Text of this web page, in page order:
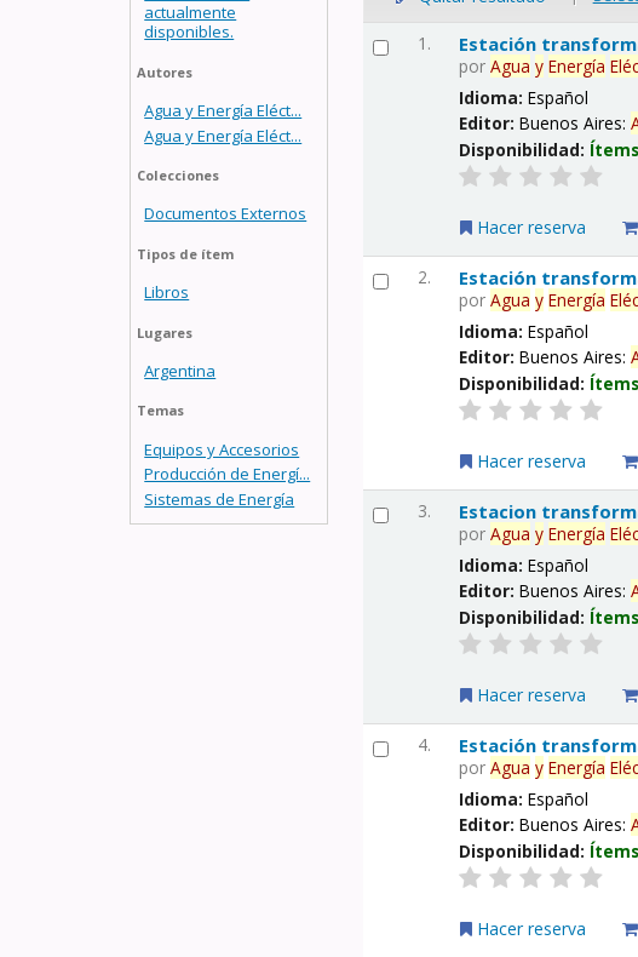
actualmente
disponibles.
Autores
Agua y Energía Eléct...
Agua y Energía Eléct...
Colecciones
Documentos Externos
Tipos de ítem
Libros
Lugares
Argentina
Temas
Equipos y Accesorios
Producción de Energí...
Sistemas de Energía
1. Estación
porAgua y Energía
Idioma:Español
Editor:Buenos Aires:
Disponibilidad:
Hacer reserva
2. Estación
porAgua y Energía
Idioma:Español
Editor:Buenos Aires:
Disponibilidad:
Hacer reserva
3. Estacion
porAgua y Energía
Idioma:Español
Editor:Buenos Aires:
Disponibilidad:
Hacer reserva
4. Estación
porAgua y Energía
Idioma:Español
Editor:Buenos Aires:
Disponibilidad:
Hacer reserva